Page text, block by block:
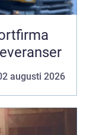
augusti 2026